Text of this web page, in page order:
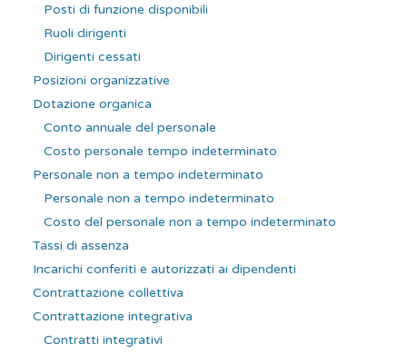
Posti di funzione disponibili
Ruoli dirigenti
Dirigenti cessati
Posizioni organizzative
Dotazione organica
Conto annuale del personale
Costo personale tempo indeterminato
Personale non a tempo indeterminato
Personale non a tempo indeterminato
Costo del personale non a tempo indeterminato
Tassi di assenza
Incarichi conferiti e autorizzati ai dipendenti
Contrattazione collettiva
Contrattazione integrativa
Contratti integrativi